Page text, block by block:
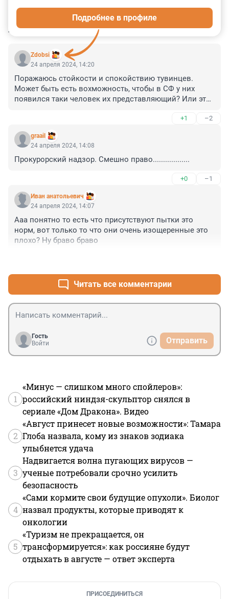
КОММЕНТАРИИ 18
Zdobsi
Подробнее в профиле
24 апреля 2024, 14:20
Поражаюсь стойкости и спокойствию тувинцев.
Может быть есть вохможность, чтобы в СФ у них
появился таки человек их представляющий? Или это
+1 –2
graail
24 апреля 2024, 14:08
Прокурорский надзор. Смешно право..................
+0 –1
Иван анатольевич
24 апреля 2024, 14:07
Ааа понятно то есть что присутствуют пытки это
норм, вот только то что они очень изощеренные это
плохо? Ну браво браво
Читать все комментарии
Гость
Войти
Отправить
1
«Минус — слишком много спойлеров»:
российский ниндзя-скульптор снялся в
сериале «Дом Дракона». Видео
2
«Август принесет новые возможности»: Тамара
Глоба назвала, кому из знаков зодиака
улыбнется удача
3
Надвигается волна пугающих вирусов —
ученые потребовали срочно усилить
безопасность
4
«Сами кормите свои будущие опухоли». Биолог
назвал продукты, которые приводят к
онкологии
5
«Туризм не прекращается, он
трансформируется»: как россияне будут
отдыхать в августе — ответ эксперта
ПРИСОЕДИНИТЬСЯ